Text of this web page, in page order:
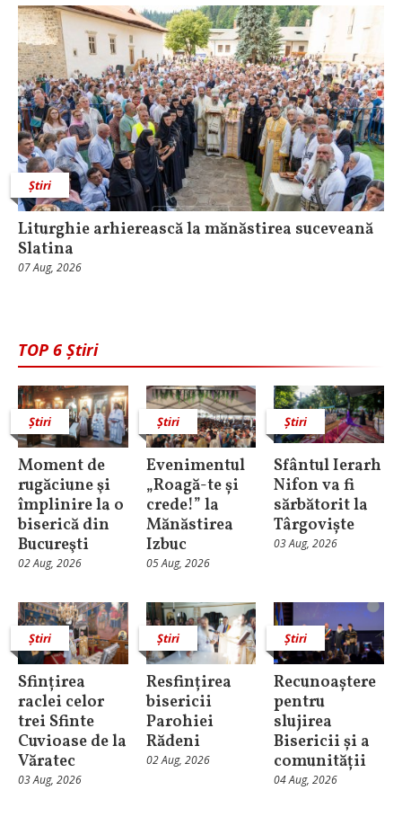
Știri
Liturghie arhierească la mănăstirea suceveană
Slatina
07 Aug, 2026
TOP 6 Știri
Știri
Moment de
rugăciune şi
împlinire la o
biserică din
Bucureşti
02 Aug, 2026
Știri
Evenimentul
„Roagă-te și
crede!” la
Mănăstirea
Izbuc
05 Aug, 2026
Știri
Sfântul Ierarh
Nifon va fi
sărbătorit la
Târgoviște
03 Aug, 2026
Știri
Sfințirea
raclei celor
trei Sfinte
Cuvioase de la
Văratec
03 Aug, 2026
Știri
Resfințirea
bisericii
Parohiei
Rădeni
02 Aug, 2026
Știri
Recunoaștere
pentru
slujirea
Bisericii și a
comunității
04 Aug, 2026